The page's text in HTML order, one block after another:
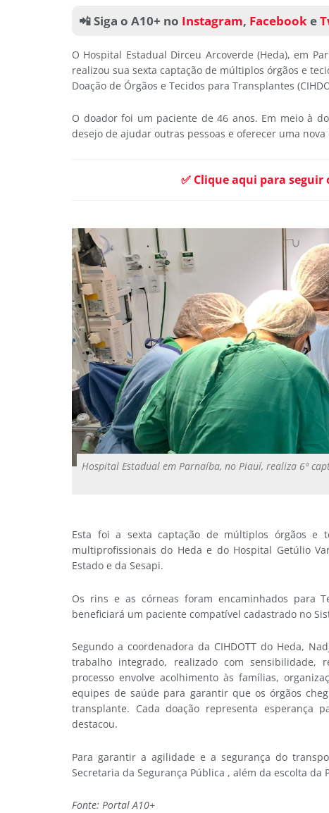
📲 Siga o A10+ no Instagram, Facebooke
O Hospital Estadual Dirceu Arcoverde (Heda), em
realizou sua sexta captação de múltiplos órgãos e
Doação de Órgãos e Tecidos para Transplantes
O doador foi um paciente de 46 anos. Em meio à
desejo de ajudar outras pessoas e oferecer uma
✅ Clique aqui para seguir
Hospital Estadual em Parnaíba, no Piauí, realiza 6ª
Esta foi a sexta captação de múltiplos órgãos e
multiprofissionais do Heda e do Hospital Getúlio
Estado e da Sesapi.
Os rins e as córneas foram encaminhados para
beneficiará um paciente compatível cadastrado no
Segundo a coordenadora da CIHDOTT do Heda,
trabalho integrado, realizado com sensibilidade,
processo envolve acolhimento às famílias,
equipes de saúde para garantir que os órgãos
transplante. Cada doação representa esperança
destacou.
Para garantir a agilidade e a segurança do
Secretaria da Segurança Pública , além da escolta da
Fonte: Portal A10+